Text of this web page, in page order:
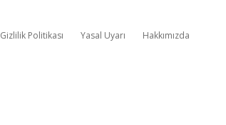
Gizlilik Politikası Yasal Uyarı Hakkımızda